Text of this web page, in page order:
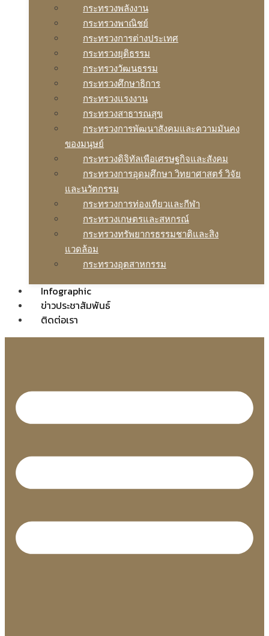
กระทรวงพลังงาน
กระทรวงพาณิชย์
กระทรวงการต่างประเทศ
กระทรวงยุติธรรม
กระทรวงวัฒนธรรม
กระทรวงศึกษาธิการ
กระทรวงแรงงาน
กระทรวงสาธารณสุข
กระทรวงการพัฒนาสังคมและความมันคง
ของมนุษย์
กระทรวงดิจิทัลเพือเศรษฐกิจและสังคม
กระทรวงการอุดมศึกษา วิทยาศาสตร์ วิจัย
และนวัตกรรม
กระทรวงการท่องเทียวและกีฬา
กระทรวงเกษตรและสหกรณ์
กระทรวงทรัพยากรธรรมชาติและสิง
แวดล้อม
กระทรวงอุตสาหกรรม
Infographic
ข่าวประชาสัมพันธ์
ติดต่อเรา